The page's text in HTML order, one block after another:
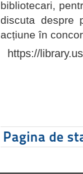
bibliotecari,
discuta despre
acțiune în
https://
Pagina de